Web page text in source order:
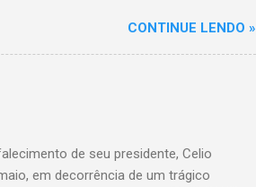
Santo Antônio. Com a aquisição,
Supermercados BH, acompanhando o
CONTINUE LENDO »
de seu presidente, Celio
em decorrência de um trágico